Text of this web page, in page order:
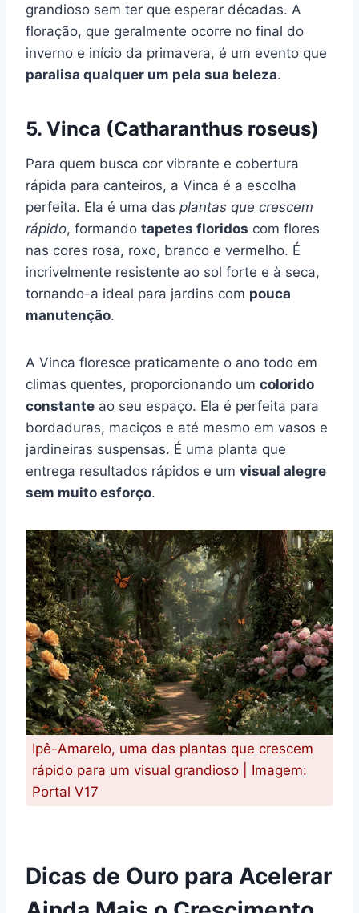
grandioso sem ter que esperar décadas. A
floração, que geralmente ocorre no final do
inverno e início da primavera, é um evento que
paralisa qualquer um pela sua beleza.
5. Vinca (Catharanthus roseus)
Para quem busca cor vibrante e cobertura
rápida para canteiros, a Vinca é a escolha
perfeita. Ela é uma das plantas que crescem
rápido, formando tapetes floridos com flores
nas cores rosa, roxo, branco e vermelho. É
incrivelmente resistente ao sol forte e à seca,
tornando-a ideal para jardins com pouca
manutenção.
A Vinca floresce praticamente o ano todo em
climas quentes, proporcionando um colorido
constante ao seu espaço. Ela é perfeita para
bordaduras, maciços e até mesmo em vasos e
jardineiras suspensas. É uma planta que
entrega resultados rápidos e um visual alegre
sem muito esforço.
Ipê-Amarelo, uma das plantas que crescem
rápido para um visual grandioso | Imagem:
Portal V17
Dicas de Ouro para Acelerar